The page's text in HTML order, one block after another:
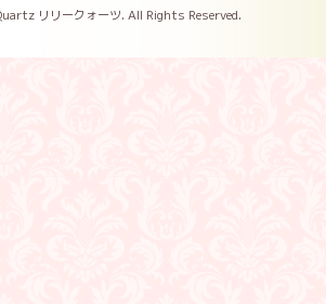
リリークォーツ. All Rights Reserved.